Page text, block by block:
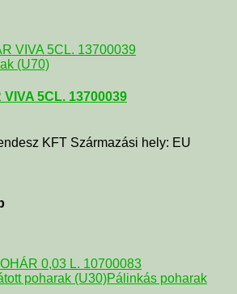
(U70)
VIVA 5CL. 13700039
KFT Származási hely: EU
poharak (U30)Pálinkás poharak